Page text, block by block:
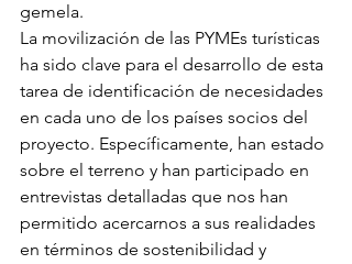
gemela.
La movilización de las PYMEs turísticas
ha sido clave para el desarrollo de esta
tarea de identificación de necesidades
en cada uno de los países socios del
proyecto. Específicamente, han estado
sobre el terreno y han participado en
entrevistas detalladas que nos han
permitido acercarnos a sus realidades
en términos de sostenibilidad y